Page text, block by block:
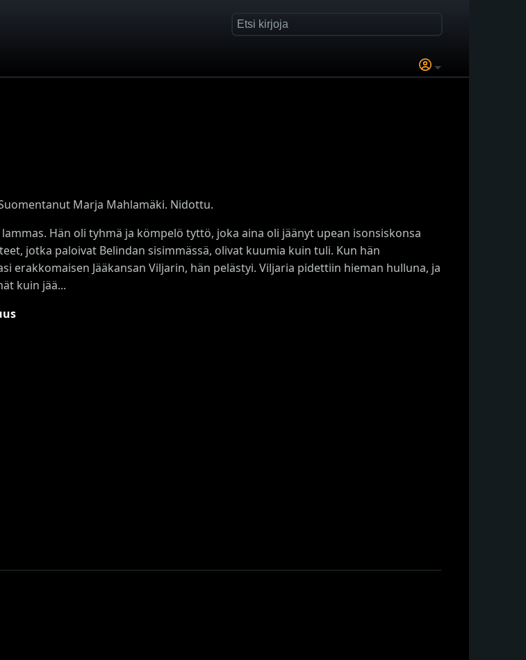
Marja Mahlamäki. Nidottu.
Hän oli tyhmä ja kömpelö tyttö, joka aina oli jäänyt upean isonsiskonsa
jotka paloivat Belindan sisimmässä, olivat kuumia kuin tuli. Kun hän
erakkomaisen Jääkansan Viljarin, hän pelästyi. Viljaria pidettiin hieman hulluna, ja
kuin jää...